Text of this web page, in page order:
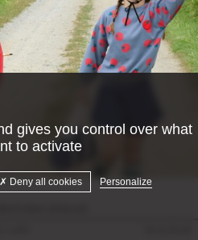
gives you control over what
to activate
Deny all cookies Personalize